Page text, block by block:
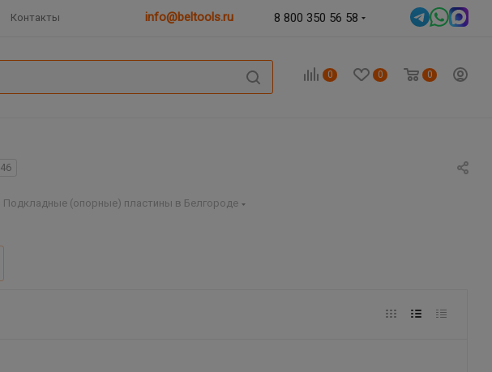
Контакты info@beltools.ru 8 800 350 56 58
0 0 0
46
Подкладные (опорные) пластины в Белгороде